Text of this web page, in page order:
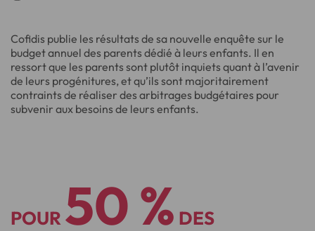
Cofidis publie les résultats de sa nouvelle enquête sur le
budget annuel des parents dédié à leurs enfants. Il en
ressort que les parents sont plutôt inquiets quant à l’avenir
de leurs progénitures, et qu’ils sont majoritairement
contraints de réaliser des arbitrages budgétaires pour
subvenir aux besoins de leurs enfants.
POUR50 % DES